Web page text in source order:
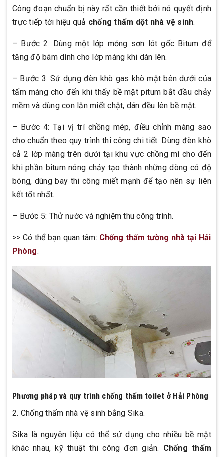
Công đoạn chuẩn bị này rất cần thiết bởi nó quyết định
trực tiếp tới hiệu quả chống thấm dột nhà vệ sinh.
– Bước 2: Dùng một lớp mỏng sơn lót gốc Bitum để
tăng độ bám dính cho lớp màng khi dán lên.
– Bước 3: Sử dụng đèn khò gas khò mặt bên dưới của
tấm màng cho đến khi thấy bề mặt pitum bắt đầu chảy
mềm và dùng con lăn miết chặt, dán đều lên bề mặt.
– Bước 4: Tại vị trí chồng mép, điều chỉnh màng sao
cho chuẩn theo quy trình thi công chi tiết. Dùng đèn khò
cả 2 lớp màng trên dưới tại khu vực chồng mí cho đến
khi phần bitum nóng chảy tạo thành những dòng có độ
bóng, dùng bay thi công miết mạnh để tạo nên sự liên
kết tốt nhất.
– Bước 5: Thử nước và nghiệm thu công trình.
>> Có thể bạn quan tâm: Chống thấm tường nhà tại Hải
Phòng.
Phương pháp và quy trình chống thấm toilet ở Hải Phòng
2. Chống thấm nhà vệ sinh bằng Sika.
Sika là nguyên liệu có thể sử dụng cho nhiều bề mặt
khác nhau, kỹ thuật thi công đơn giản. Chống thấm